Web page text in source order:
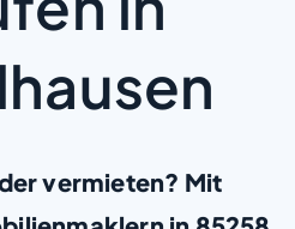
vermieten? Mit